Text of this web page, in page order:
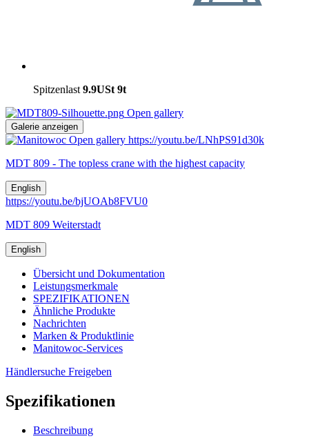
Spitzenlast 9.9USt 9t
Open gallery
Galerie anzeigen
Open gallery https://youtu.be/LNhPS91d30k
MDT 809 - The topless crane with the highest capacity
English
https://youtu.be/bjUOAb8FVU0
MDT 809 Weiterstadt
English
Übersicht und Dokumentation
Leistungsmerkmale
SPEZIFIKATIONEN
Ähnliche Produkte
Nachrichten
Marken & Produktlinie
Manitowoc-Services
Händlersuche Freigeben
Spezifikationen
Beschreibung